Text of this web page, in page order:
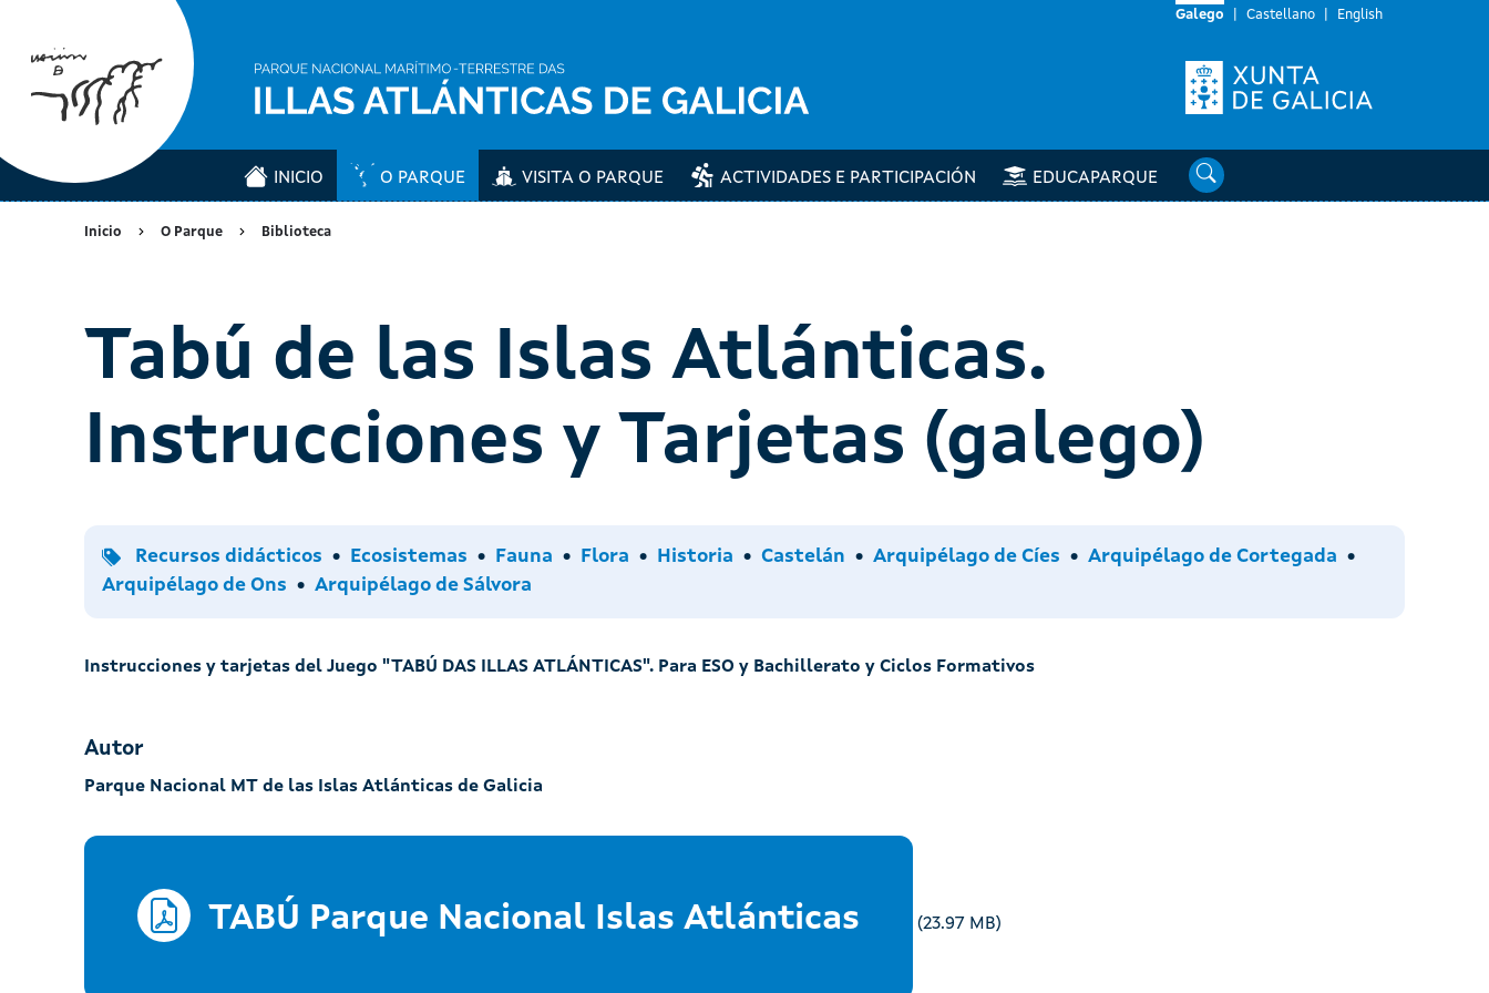
Galego Castellano English
INICIO O PARQUE VISITA O PARQUE ACTIVIDADES E PARTICIPACIÓN EDUCAPARQUE Buscar
Inicio O Parque Biblioteca
Tabú de las Islas Atlánticas.
Instrucciones y Tarjetas (galego)
Tipo
Recursos didácticos Temas
Ecosistemas Fauna Flora Historia Idiomas
Castelán Arquipélagos
Arquipélago de Cíes
Arquipélago de Cortegada
Arquipélago de Ons
Arquipélago de Sálvora
Instrucciones y tarjetas del Juego "TABÚ DAS ILLAS ATLÁNTICAS". Para ESO y Bachillerato y Ciclos Formativos
Autor
Parque Nacional MT de las Islas Atlánticas de Galicia
TABÚ Parque Nacional Islas Atlánticas (23.97 MB)